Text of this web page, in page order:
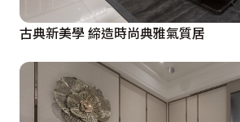
古典新美學 締造時尚典雅氣質居